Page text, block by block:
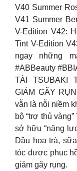
V40 Summer
V41 Summer
V-Edition V42:
Tint V-Edition
ngay những
#ABBeauty
TÀI TSUBAKI
GIẢM GÃY
vẫn là nỗi niềm
bộ “trợ thủ
sở hữu “năng
Dầu hoa trà,
tóc được phục
giảm gãy rụng.